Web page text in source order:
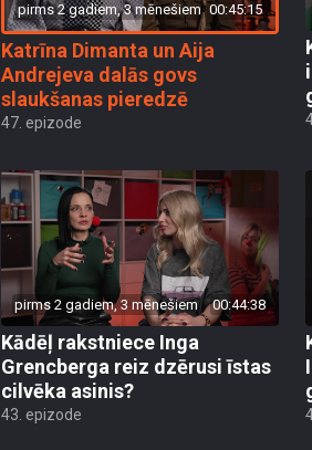
pirms 2 gadiem, 3 mēnešiem 00:45:15
Katrīna Dimanta un Aija
Andrejeva dalās govs
slaukšanas pieredzē
47. epizode
pirms 2 gadiem, 3 mēnešiem 00:44:38
Kādēļ rakstniece Inga
Grencberga reiz dzērusi īstas
cilvēka asinis?
43. epizode